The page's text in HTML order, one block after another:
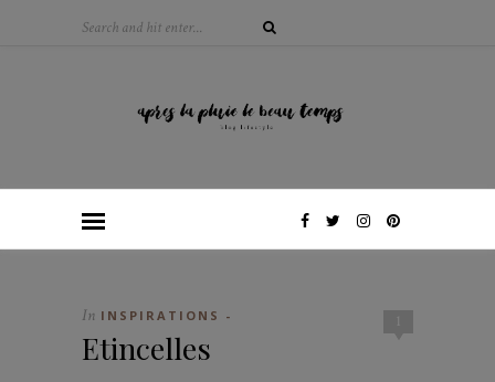
1
In INSPIRATIONS -
Etincelles